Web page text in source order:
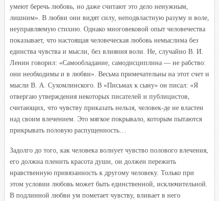
умеют беречь любовь, но даже считают это дело ненужным,
лишним». В любви они видят силу, неподвластную разуму и воле,
неуправляемую стихию. Однако многовековой опыт человечества
показывает, что настоящая человеческая любовь немыслима без
единства чувства и мысли, без влияния воли. Не, случайно В. И.
Ленин говорил: «Самообладание, самодисциплина — не рабство:
они необходимы и в любви». Весьма примечательны на этот счет и
мысли В. А. Сухомлинского. В «Письмах к сыну» он писал: «Я
отвергаю утверждения некоторых писателей и публицистов,
считающих, что чувству приказать нельзя, человек-де не властен
над своим влечением. Это мягкое покрывало, которым пытаются
прикрывать половую распущенность…
Задолго до того, как человека волнует чувство полового влечения,
его должна пленить красота души, он должен пережить
нравственную привязанность к другому человеку. Только при
этом условии любовь может быть единственной, исключительной.
В подлинной любви ум пометает чувству, вливает в него